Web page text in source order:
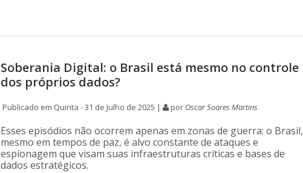
Soberania Digital: o Brasil está mesmo no controle
dos próprios dados?
Publicado em Quinta - 31 de Julho de 2025 | por Oscar Soares Martins
Esses episódios não ocorrem apenas em zonas de guerra: o Brasil,
mesmo em tempos de paz, é alvo constante de ataques e
espionagem que visam suas infraestruturas críticas e bases de
dados estratégicos.